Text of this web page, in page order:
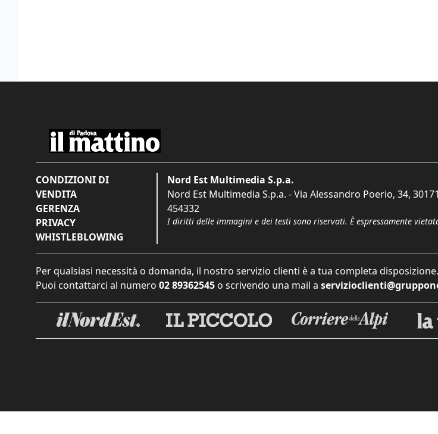
CONDIZIONI DI
VENDITA
GERENZA
PRIVACY
WHISTLEBLOWING
Nord Est Multimedia S.p.a.
Nord Est Multimedia S.p.a. - Via Alessandro Poerio, 34,
454332
I diritti delle immagini e dei testi sono riservati. È espressamente
Per qualsiasi necessità o domanda, il nostro servizio clienti è a tua completa disposizione.
Puoi contattarci al numero 02 89362545 o scrivendo una mail a